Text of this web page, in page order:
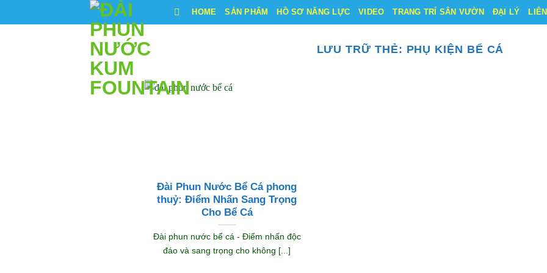
qua
HOME SẢN PHẨM HỒ SƠ NĂNG LỰC VIDEO TRANG TRÍ SÂN VƯỜN ĐẠI LÝ
LƯU TRỮ THẺ: PHỤ KIỆN BỂ CÁ
Đài Phun Nước Bể Cá phong
thuỷ: Điểm Nhấn Sang Trọng
Cho Bể Cá
Đài phun nước bể cá - Điểm nhấn độc
đáo và sang trọng cho không [...]